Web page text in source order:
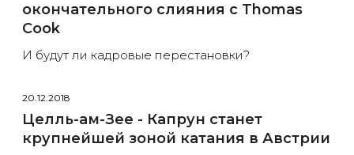
окончательного слияния с Thomas
Cook
И будут ли кадровые перестановки?
20.12.2018
Целль-ам-Зее - Капрун станет
крупнейшей зоной катания в Австрии